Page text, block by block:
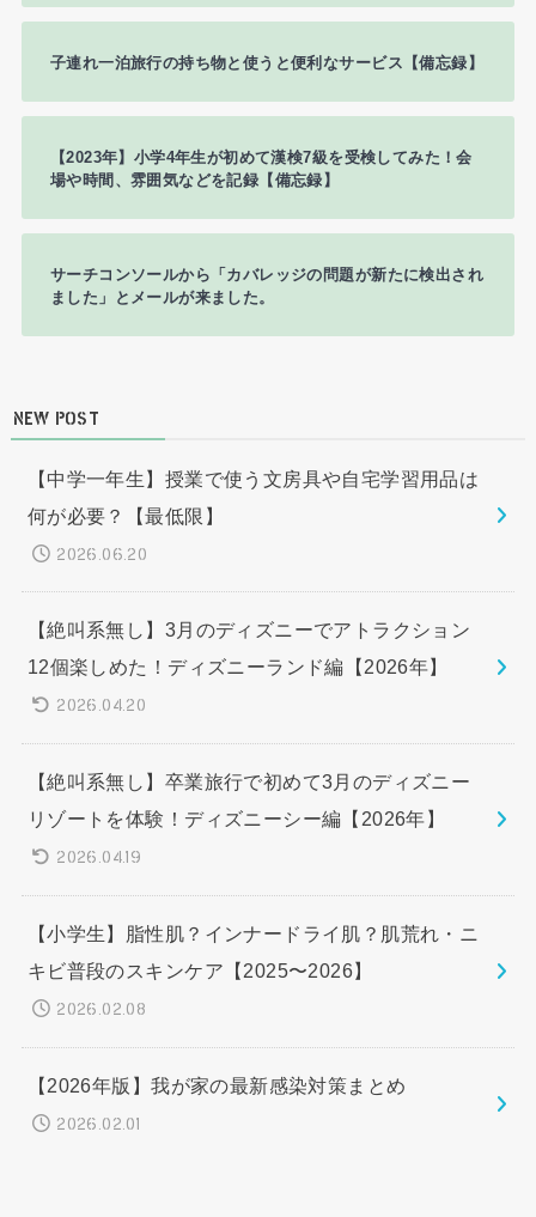
子連れ一泊旅行の持ち物と使うと便利なサービス【備忘録】
【2023年】小学4年生が初めて漢検7級を受検してみた！会
場や時間、雰囲気などを記録【備忘録】
サーチコンソールから「カバレッジの問題が新たに検出され
ました」とメールが来ました。
NEW POST
【中学一年生】授業で使う文房具や自宅学習用品は
何が必要？【最低限】
2026.06.20
【絶叫系無し】3月のディズニーでアトラクション
12個楽しめた！ディズニーランド編【2026年】
2026.04.20
【絶叫系無し】卒業旅行で初めて3月のディズニー
リゾートを体験！ディズニーシー編【2026年】
2026.04.19
【小学生】脂性肌？インナードライ肌？肌荒れ・ニ
キビ普段のスキンケア【2025〜2026】
2026.02.08
【2026年版】我が家の最新感染対策まとめ
2026.02.01